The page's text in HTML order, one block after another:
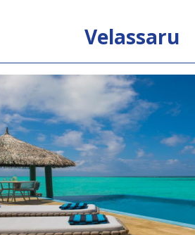
Velassaru